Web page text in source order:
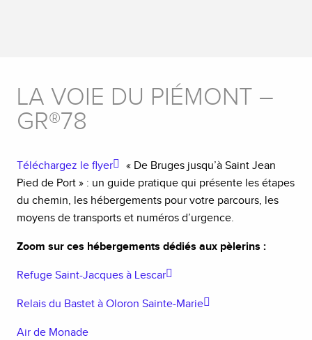
LA VOIE DU PIÉMONT –
GR®78
Téléchargez le flyer
« De Bruges jusqu’à Saint Jean
Pied de Port » : un guide pratique qui présente les étapes
du chemin, les hébergements pour votre parcours, les
moyens de transports et numéros d’urgence.
Zoom sur ces hébergements dédiés aux pèlerins :
Refuge Saint-Jacques à Lescar
Relais du Bastet à Oloron Sainte-Marie
Air de Monade